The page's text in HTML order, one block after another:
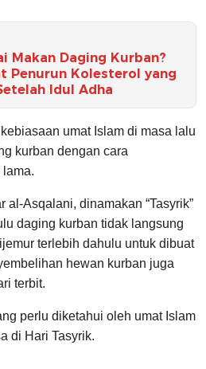
Makan Daging Kurban?
Penurun Kolesterol yang
Idul Adha
umat Islam di masa lalu
kurban dengan cara
lama.
al-Asqalani, dinamakan “Tasyrik”
daging kurban tidak langsung
terlebih dahulu untuk dibuat
hewan kurban juga
terbit.
perlu diketahui oleh umat Islam
di Hari Tasyrik.